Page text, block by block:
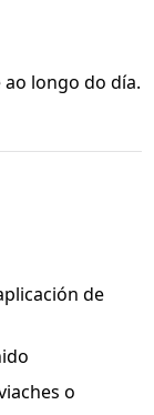
longo do día.
de
o